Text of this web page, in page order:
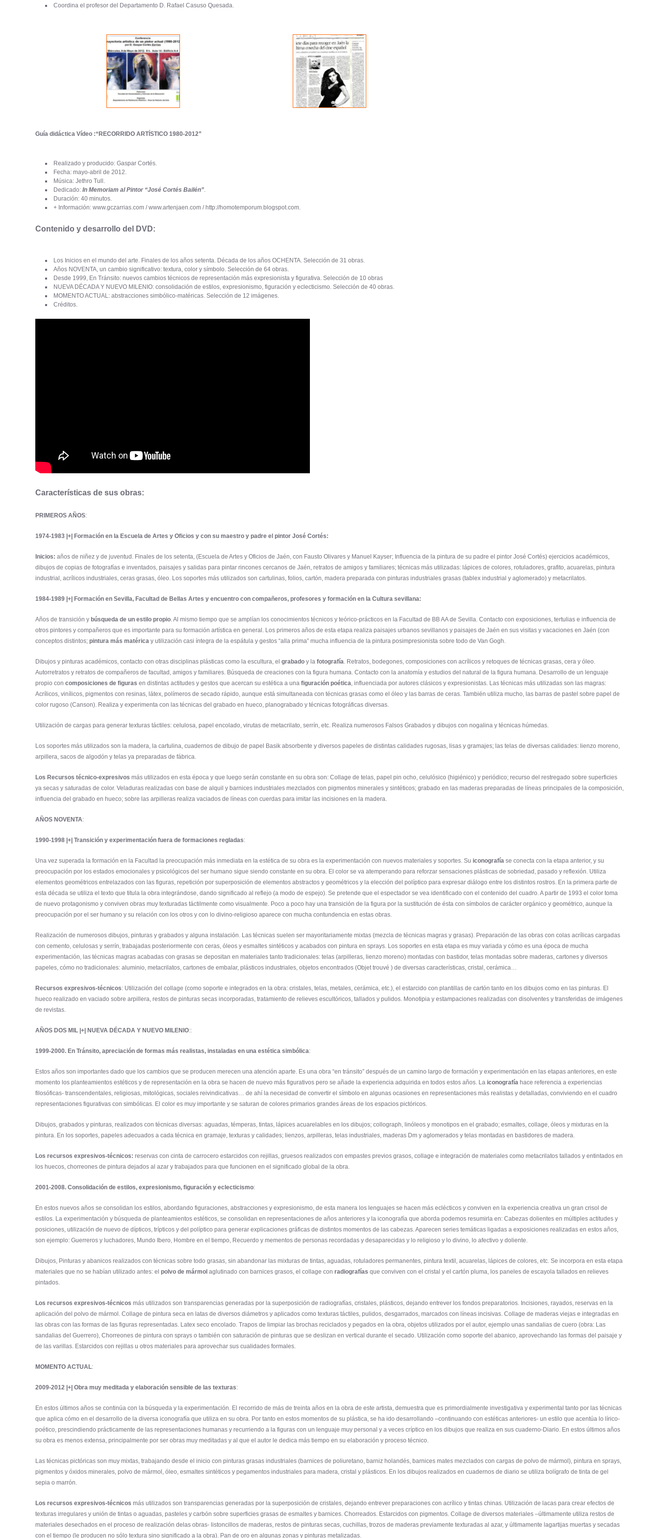
Coordina el profesor del Departamento D. Rafael Casuso Quesada.
Guía didáctica Vídeo :“RECORRIDO ARTÍSTICO 1980-2012”
Realizado y producido: Gaspar Cortés.
Fecha: mayo-abril de 2012.
Música: Jethro Tull.
Dedicado: In Memoriam al Pintor “José Cortés Bailén”
Duración: 40 minutos.
+ Información: www.gczarrias.com / www.artenjaen.com / http://homotemporum.blogspot.com.
Contenido y desarrollo del DVD:
Los Inicios en el mundo del arte. Finales de los años setenta. Década de los años OCHENTA. Selección de 31 obras.
Años NOVENTA, un cambio significativo: textura, color y símbolo. Selección de 64 obras.
Desde 1999, En Tránsito: nuevos cambios técnicos de representación más expresionista y figurativa. Selección de 10 obras
NUEVA DÉCADA Y NUEVO MILENIO: consolidación de estilos, expresionismo, figuración y eclecticismo. Selección de 40 obras.
MOMENTO ACTUAL: abstracciones simbólico-matéricas. Selección de 12 imágenes.
Créditos.
Características de sus obras:
PRIMEROS AÑOS:
1974-1983 |+| Formación en la Escuela de Artes y Oficios y con su maestro y padre el pintor José Cortés:
Inicios: años de niñez y de juventud. Finales de los setenta, (Escuela de Artes y Oficios de Jaén, con Fausto Olivares y Manuel Kayser; Influencia de la pintura de su padre el pintor José Cortés) ejercicios académicos,
dibujos de copias de fotografías e inventados, paisajes y salidas para pintar rincones cercanos de Jaén, retratos de amigos y familiares; técnicas más utilizadas: lápices de colores, rotuladores, grafito, acuarelas, pintura
industrial, acrílicos industriales, ceras grasas, óleo. Los soportes más utilizados son cartulinas, folios, cartón, madera preparada con pinturas industriales grasas (tablex industrial y aglomerado) y metacrilatos.
1984-1989 |+| Formación en Sevilla, Facultad de Bellas Artes y encuentro con compañeros, profesores y formación en la Cultura sevillana:
Años de transición y búsqueda de un estilo propio . Al mismo tiempo que se amplían los conocimientos técnicos y teórico-prácticos en la Facultad de BB AA de Sevilla. Contacto con exposiciones, tertulias e influencia de
otros pintores y compañeros que es importante para su formación artística en general. Los primeros años de esta etapa realiza paisajes urbanos sevillanos y paisajes de Jaén en sus visitas y vacaciones en Jaén (con
conceptos distintos; pintura más matérica y utilización casi íntegra de la espátula y gestos “alla prima” mucha influencia de la pintura posimpresionista sobre todo de Van Gogh.
Dibujos y pinturas académicos, contacto con otras disciplinas plásticas como la escultura, el grabado y la fotografía . Retratos, bodegones, composiciones con acrílicos y retoques de técnicas grasas, cera y óleo.
Autorretratos y retratos de compañeros de facultad, amigos y familiares. Búsqueda de creaciones con la figura humana. Contacto con la anatomía y estudios del natural de la figura humana. Desarrollo de un lenguaje
propio con composiciones de figuras en distintas actitudes y gestos que acercan su estética a una figuración poética , influenciada por autores clásicos y expresionistas. Las técnicas más utilizadas son las magras:
Acrílicos, vinílicos, pigmentos con resinas, látex, polímeros de secado rápido, aunque está simultaneada con técnicas grasas como el óleo y las barras de ceras. También utiliza mucho, las barras de pastel sobre papel de
color rugoso (Canson). Realiza y experimenta con las técnicas del grabado en hueco, planograbado y técnicas fotográficas diversas.
Utilización de cargas para generar texturas táctiles: celulosa, papel encolado, virutas de metacrilato, serrín, etc. Realiza numerosos Falsos Grabados y dibujos con nogalina y técnicas húmedas.
Los soportes más utilizados son la madera, la cartulina, cuadernos de dibujo de papel Basik absorbente y diversos papeles de distintas calidades rugosas, lisas y gramajes; las telas de diversas calidades: lienzo moreno,
arpillera, sacos de algodón y telas ya preparadas de fábrica.
Los Recursos técnico-expresivos más utilizados en esta época y que luego serán constante en su obra son: Collage de telas, papel pin ocho, celulósico (higiénico) y periódico; recurso del restregado sobre superficies
ya secas y saturadas de color. Veladuras realizadas con base de alquil y barnices industriales mezclados con pigmentos minerales y sintéticos; grabado en las maderas preparadas de líneas principales de la composición,
influencia del grabado en hueco; sobre las arpilleras realiza vaciados de líneas con cuerdas para imitar las incisiones en la madera.
AÑOS NOVENTA:
1990-1998 |+| Transición y experimentación fuera de formaciones regladas:
Una vez superada la formación en la Facultad la preocupación más inmediata en la estética de su obra es la experimentación con nuevos materiales y soportes. Su iconografía se conecta con la etapa anterior, y su
preocupación por los estados emocionales y psicológicos del ser humano sigue siendo constante en su obra. El color se va atemperando para reforzar sensaciones plásticas de sobriedad, pasado y reflexión. Utiliza
elementos geométricos entrelazados con las figuras, repetición por superposición de elementos abstractos y geométricos y la elección del políptico para expresar diálogo entre los distintos rostros. En la primera parte de
esta década se utiliza el texto que titula la obra integrándose, dando significado al reflejo (a modo de espejo). Se pretende que el espectador se vea identificado con el contenido del cuadro. A partir de 1993 el color toma
de nuevo protagonismo y conviven obras muy texturadas táctilmente como visualmente. Poco a poco hay una transición de la figura por la sustitución de ésta con símbolos de carácter orgánico y geométrico, aunque la
preocupación por el ser humano y su relación con los otros y con lo divino-religioso aparece con mucha contundencia en estas obras.
Realización de numerosos dibujos, pinturas y grabados y alguna instalación. Las técnicas suelen ser mayoritariamente mixtas (mezcla de técnicas magras y grasas). Preparación de las obras con colas acrílicas cargadas
con cemento, celulosas y serrín, trabajadas posteriormente con ceras, óleos y esmaltes sintéticos y acabados con pintura en sprays. Los soportes en esta etapa es muy variada y cómo es una época de mucha
experimentación, las técnicas magras acabadas con grasas se depositan en materiales tanto tradicionales: telas (arpilleras, lienzo moreno) montadas con bastidor, telas montadas sobre maderas, cartones y diversos
papeles, cómo no tradicionales: aluminio, metacrilatos, cartones de embalar, plásticos industriales, objetos encontrados (Objet trouvé ) de diversas características, cristal, cerámica…
Recursos expresivos-técnicos: Utilización del collage (como soporte e integrados en la obra: cristales, telas, metales, cerámica, etc.), el estarcido con plantillas de cartón tanto en los dibujos como en las pinturas. El
hueco realizado en vaciado sobre arpillera, restos de pinturas secas incorporadas, tratamiento de relieves escultóricos, tallados y pulidos. Monotipia y estampaciones realizadas con disolventes y transferidas de imágenes
de revistas.
AÑOS DOS MIL |+| NUEVA DÉCADA Y NUEVO MILENIO::
1999-2000. En Tránsito, apreciación de formas más realistas, instaladas en una estética simbólica:
Estos años son importantes dado que los cambios que se producen merecen una atención aparte. Es una obra “en tránsito” después de un camino largo de formación y experimentación en las etapas anteriores, en este
momento los planteamientos estéticos y de representación en la obra se hacen de nuevo más figurativos pero se añade la experiencia adquirida en todos estos años. La iconografía hace referencia a experiencias
filosóficas- transcendentales, religiosas, mitológicas, sociales reivindicativas… de ahí la necesidad de convertir el símbolo en algunas ocasiones en representaciones más realistas y detalladas, conviviendo en el cuadro
representaciones figurativas con simbólicas. El color es muy importante y se saturan de colores primarios grandes áreas de los espacios pictóricos.
Dibujos, grabados y pinturas, realizados con técnicas diversas: aguadas, témperas, tintas, lápices acuarelables en los dibujos; collograph, linóleos y monotipos en el grabado; esmaltes, collage, óleos y mixturas en la
pintura. En los soportes, papeles adecuados a cada técnica en gramaje, texturas y calidades; lienzos, arpilleras, telas industriales, maderas Dm y aglomerados y telas montadas en bastidores de madera.
Los recursos expresivos-técnicos: reservas con cinta de carrocero estarcidos con rejillas, gruesos realizados con empastes previos grasos, collage e integración de materiales como metacrilatos tallados y entintados en
los huecos, chorreones de pintura dejados al azar y trabajados para que funcionen en el significado global de la obra.
2001-2008. Consolidación de estilos, expresionismo, figuración y eclecticismo:
En estos nuevos años se consolidan los estilos, abordando figuraciones, abstracciones y expresionismo, de esta manera los lenguajes se hacen más eclécticos y conviven en la experiencia creativa un gran crisol de
estilos. La experimentación y búsqueda de planteamientos estéticos, se consolidan en representaciones de años anteriores y la iconografía que aborda podemos resumirla en: Cabezas dolientes en múltiples actitudes y
posiciones, utilización de nuevo de dípticos, trípticos y del políptico para generar explicaciones gráficas de distintos momentos de las cabezas. Aparecen series temáticas ligadas a exposiciones realizadas en estos años,
son ejemplo: Guerreros y luchadores, Mundo Ibero, Hombre en el tiempo, Recuerdo y mementos de personas recordadas y desaparecidas y lo religioso y lo divino, lo afectivo y doliente.
Dibujos, Pinturas y abanicos realizados con técnicas sobre todo grasas, sin abandonar las mixturas de tintas, aguadas, rotuladores permanentes, pintura textil, acuarelas, lápices de colores, etc. Se incorpora en esta etapa
materiales que no se habían utilizado antes: el polvo de mármol aglutinado con barnices grasos, el collage con radiografías que conviven con el cristal y el cartón pluma, los paneles de escayola tallados en relieves
pintados.
Los recursos expresivos-técnicos más utilizados son transparencias generadas por la superposición de radiografías, cristales, plásticos, dejando entrever los fondos preparatorios. Incisiones, rayados, reservas en la
aplicación del polvo de mármol. Collage de pintura seca en latas de diversos diámetros y aplicados como texturas táctiles, pulidos, desgarrados, marcados con líneas incisivas. Collage de maderas viejas e integradas en
las obras con las formas de las figuras representadas. Latex seco encolado. Trapos de limpiar las brochas reciclados y pegados en la obra, objetos utilizados por el autor, ejemplo unas sandalias de cuero (obra: Las
sandalias del Guerrero), Chorreones de pintura con sprays o también con saturación de pinturas que se deslizan en vertical durante el secado. Utilización como soporte del abanico, aprovechando las formas del paisaje y
de las varillas. Estarcidos con rejillas u otros materiales para aprovechar sus cualidades formales.
MOMENTO ACTUAL:
2009-2012 |+| Obra muy meditada y elaboración sensible de las texturas:
En estos últimos años se continúa con la búsqueda y la experimentación. El recorrido de más de treinta años en la obra de este artista, demuestra que es primordialmente investigativa y experimental tanto por las técnicas
que aplica cómo en el desarrollo de la diversa iconografía que utiliza en su obra. Por tanto en estos momentos de su plástica, se ha ido desarrollando –continuando con estéticas anteriores- un estilo que acentúa lo lírico-
poético, prescindiendo prácticamente de las representaciones humanas y recurriendo a la figuras con un lenguaje muy personal y a veces críptico en los dibujos que realiza en sus cuaderno-Diario. En estos últimos años
su obra es menos extensa, principalmente por ser obras muy meditadas y al que el autor le dedica más tiempo en su elaboración y proceso técnico.
Las técnicas pictóricas son muy mixtas, trabajando desde el inicio con pinturas grasas industriales (barnices de poliuretano, barniz holandés, barnices mates mezclados con cargas de polvo de mármol), pintura en sprays,
pigmentos y óxidos minerales, polvo de mármol, óleo, esmaltes sintéticos y pegamentos industriales para madera, cristal y plásticos. En los dibujos realizados en cuadernos de diario se utiliza bolígrafo de tinta de gel
sepia o marrón.
Los recursos expresivos-técnicos más utilizados son transparencias generadas por la superposición de cristales, dejando entrever preparaciones con acrílico y tintas chinas. Utilización de lacas para crear efectos de
texturas irregulares y unión de tintas o aguadas, pasteles y carbón sobre superficies grasas de esmaltes y barnices. Chorreados. Estarcidos con pigmentos. Collage de diversos materiales –últimamente utiliza restos de
materiales desechados en el proceso de realización delas obras- listoncillos de maderas, restos de pinturas secas, cuchillas, trozos de maderas previamente texturadas al azar, y últimamente lagartijas muertas y secadas
con el tiempo (le producen no sólo textura sino significado a la obra). Pan de oro en algunas zonas y pinturas metalizadas.